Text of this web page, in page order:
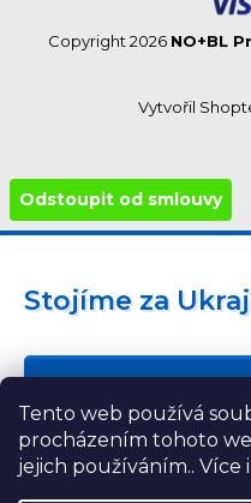
Tento web používá
procházením tohoto
jejich používáním.. Více
Vytvořil
Copyright 2026 NO+BL
Odstoupit od smlouvy
Stojíme za